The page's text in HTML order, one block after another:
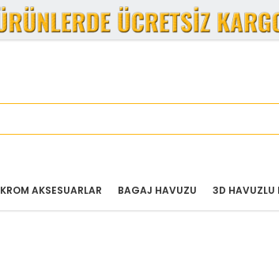
3D HAVUZLU
BAGAJ HAVUZU
KROM AKSESUARLAR